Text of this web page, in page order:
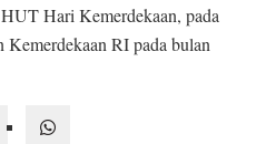
Hari Kemerdekaan, pada
Kemerdekaan RI pada bulan